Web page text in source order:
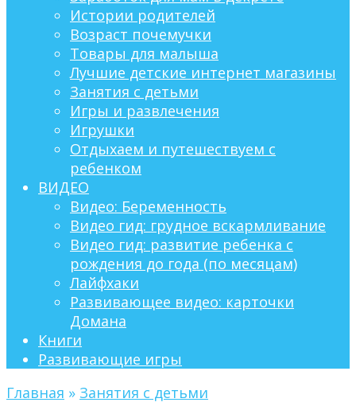
Истории родителей
Возраст почемучки
Товары для малыша
Лучшие детские интернет магазины
Занятия с детьми
Игры и развлечения
Игрушки
Отдыхаем и путешествуем с
ребенком
ВИДЕО
Видео: Беременность
Видео гид: грудное вскармливание
Видео гид: развитие ребенка с
рождения до года (по месяцам)
Лайфхаки
Развивающее видео: карточки
Домана
Книги
Развивающие игры
Главная » Занятия с детьми